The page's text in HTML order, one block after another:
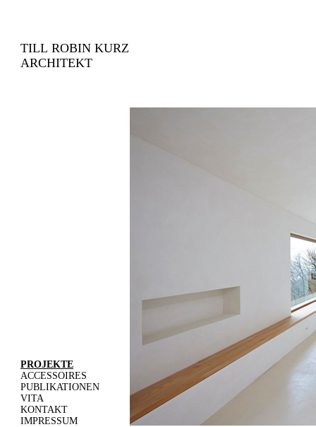
TILL ROBIN KURZ
ARCHITEKT
PROJEKTE
ACCESSOIRES
PUBLIKATIONEN
VITA
KONTAKT
IMPRESSUM